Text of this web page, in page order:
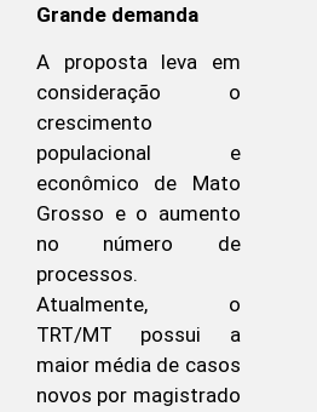
Grande demanda
A proposta leva em
consideração o
crescimento
populacional e
econômico de Mato
Grosso e o aumento
no número de
processos.
Atualmente, o
TRT/MT possui a
maior média de casos
novos por magistrado